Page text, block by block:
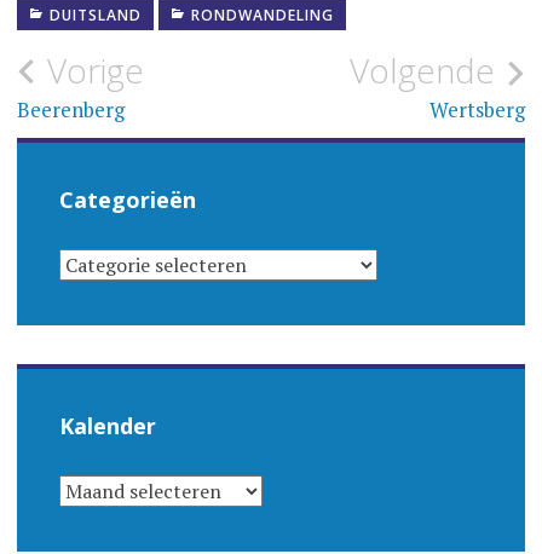
DUITSLAND RONDWANDELING
Bericht
navigatie
Vorige
Beerenberg
Volgende
Wertsberg
Categorieën
CATEGORIEËN
Kalender
KALENDER